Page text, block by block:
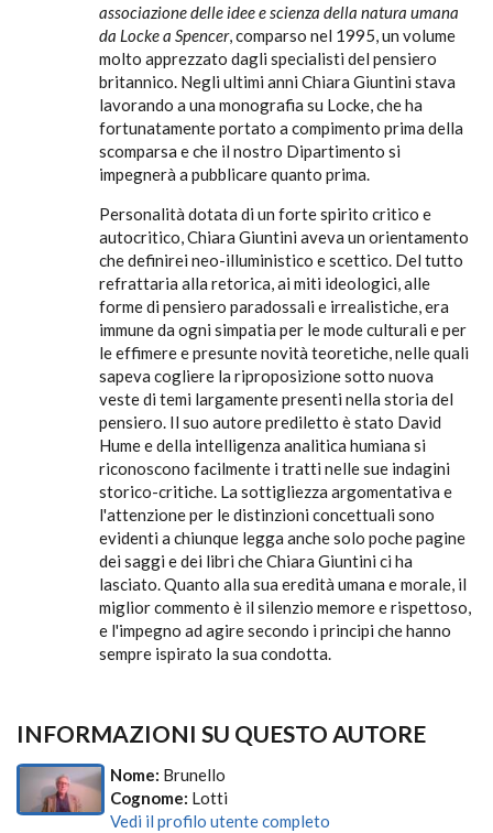
associazione delle idee e scienza della natura umana
da Locke a Spencer, comparso nel 1995, un volume
molto apprezzato dagli specialisti del pensiero
britannico. Negli ultimi anni Chiara Giuntini stava
lavorando a una monografia su Locke, che ha
fortunatamente portato a compimento prima della
scomparsa e che il nostro Dipartimento si
impegnerà a pubblicare quanto prima.
Personalità dotata di un forte spirito critico e
autocritico, Chiara Giuntini aveva un orientamento
che definirei neo-illuministico e scettico. Del tutto
refrattaria alla retorica, ai miti ideologici, alle
forme di pensiero paradossali e irrealistiche, era
immune da ogni simpatia per le mode culturali e per
le effimere e presunte novità teoretiche, nelle quali
sapeva cogliere la riproposizione sotto nuova
veste di temi largamente presenti nella storia del
pensiero. Il suo autore prediletto è stato David
Hume e della intelligenza analitica humiana si
riconoscono facilmente i tratti nelle sue indagini
storico-critiche. La sottigliezza argomentativa e
l'attenzione per le distinzioni concettuali sono
evidenti a chiunque legga anche solo poche pagine
dei saggi e dei libri che Chiara Giuntini ci ha
lasciato. Quanto alla sua eredità umana e morale, il
miglior commento è il silenzio memore e rispettoso,
e l'impegno ad agire secondo i principi che hanno
sempre ispirato la sua condotta.
INFORMAZIONI SU QUESTO AUTORE
Nome: Brunello
Cognome: Lotti
Vedi il profilo utente completo